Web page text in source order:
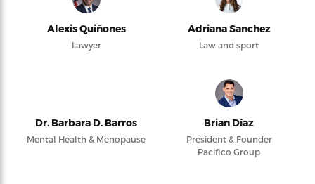
Alexis Quiñones
Lawyer
Adriana Sanchez
Law and sport
Dr. Barbara D. Barros
Mental Health & Menopause
Brian Díaz
President & Founder
Pacifico Group